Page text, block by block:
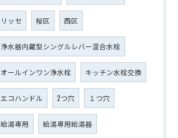
リッセ 桜区 西区
浄水器内蔵型シングルレバー混合水栓
オールインワン浄水栓 キッチン水栓交換
エコハンドル 2つ穴 １つ穴
給湯専用 給湯専用給湯器